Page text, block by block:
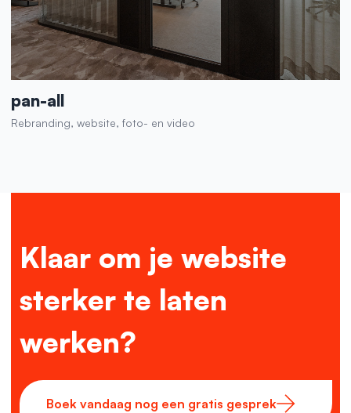
pan-all
Rebranding, website, foto- en video
Klaar om je website
sterker te laten
werken?
Boek vandaag nog een gratis gesprek